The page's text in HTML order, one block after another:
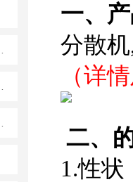
一、
分散
（详
二、
1.性